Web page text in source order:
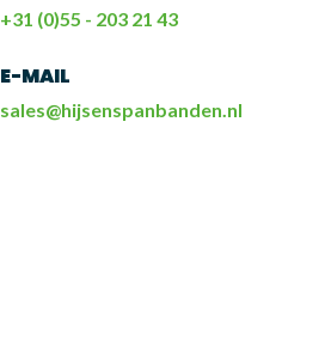
+31 (0)55 - 203 21 43
E-MAIL
sales@hijsenspanbanden.nl